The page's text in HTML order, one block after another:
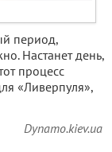
период,
Настанет день,
процесс
«Ливерпуля»,
Dynamo.kiev.ua